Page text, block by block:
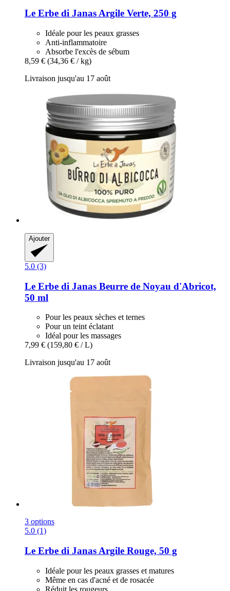
Le Erbe di JanasArgile Verte, 250 g
Idéale pour les peaux grasses
Anti-inflammatoire
Absorbe l'excès de sébum
8,59 € (34,36 € / kg)
Livraison jusqu'au 17 août
Ajouter
5.0 (3)
Le Erbe di Janas Beurre de Noyau d'Abricot,
50 ml
Pour les peaux sèches et ternes
Pour un teint éclatant
Idéal pour les massages
7,99 € (159,80 € / L)
Livraison jusqu'au 17 août
3 options
5.0 (1)
Le Erbe di Janas Argile Rouge, 50 g
Idéale pour les peaux grasses et matures
Même en cas d'acné et de rosacée
Réduit les rougeurs